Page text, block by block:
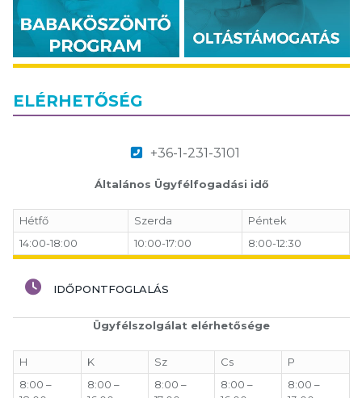
ELÉRHETŐSÉG
+36-1-231-3101
Általános Ügyfélfogadási idő
Hétfő Szerda
Péntek
14:00-18:00
10:00-17:00 8:00-12:30
IDŐPONTFOGLALÁS
Ügyfélszolgálat elérhetősége
H K Sz Cs
P
8:00 –
8:00 –
8:00 –
8:00 –
8:00 –